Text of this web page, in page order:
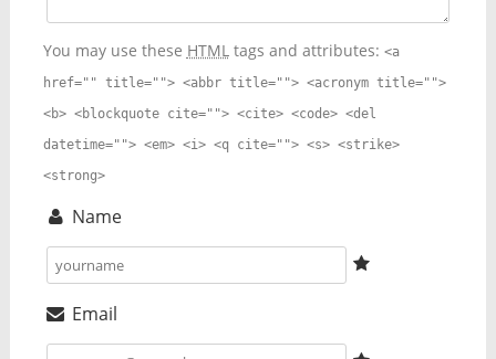
You may use these HTMLtags and attributes: <a
href="" title=""> <abbr title=""> <acronym title="">
<b> <blockquote cite=""> <cite> <code> <del
datetime=""> <em> <i> <q cite=""> <s> <strike>
<strong>
Name
Email